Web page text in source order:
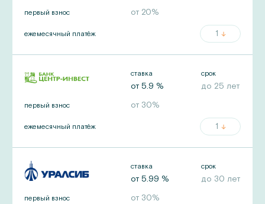
первый взнос от 20%
ежемесячный платёж 1
ставка
от 5.9 %
срок
до 25 лет
первый взнос от 30%
ежемесячный платёж 1
ставка
от 5.99 %
срок
до 30 лет
первый взнос от 30%